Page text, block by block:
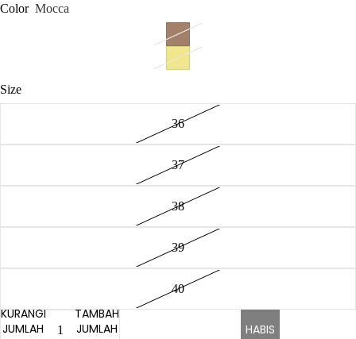
Color Mocca
Size
36
37
38
39
40
KURANGI
JUMLAH
TAMBAH
JUMLAH
HABIS